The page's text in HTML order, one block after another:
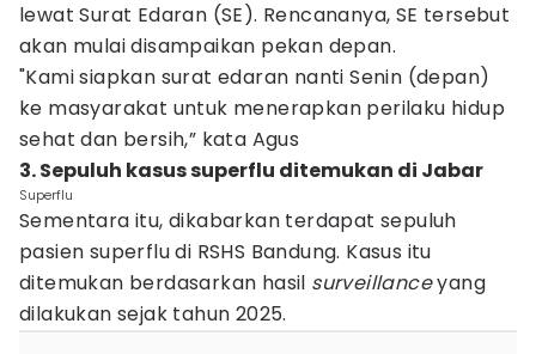
lewat Surat Edaran (SE). Rencananya, SE tersebut
akan mulai disampaikan pekan depan.
"Kami siapkan surat edaran nanti Senin (depan)
ke masyarakat untuk menerapkan perilaku hidup
sehat dan bersih,” kata Agus
3. Sepuluh kasus superflu ditemukan di Jabar
Superflu
Sementara itu, dikabarkan terdapat sepuluh
pasien superflu di RSHS Bandung. Kasus itu
ditemukan berdasarkan hasil surveillanceyang
dilakukan sejak tahun 2025.